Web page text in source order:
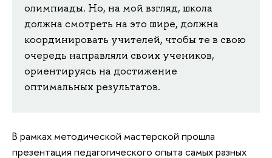
олимпиады. Но, на мой взгляд, школа
должна смотреть на это шире, должна
координировать учителей, чтобы те в свою
очередь направляли своих учеников,
ориентируясь на достижение
оптимальных результатов.
В рамках методической мастерской прошла
презентация педагогического опыта самых разных